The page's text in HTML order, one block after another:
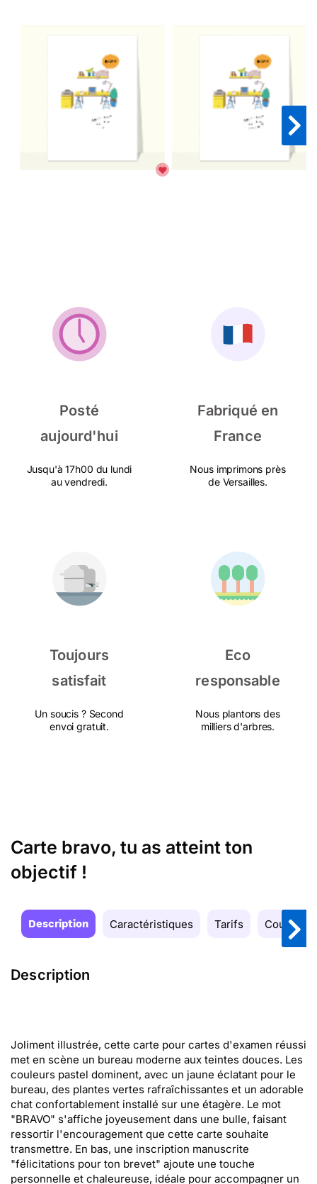
Posté
aujourd'hui
Jusqu'à 17h00 du lundi
au vendredi.
Fabriqué en
France
Nous imprimons près
de Versailles.
Toujours
satisfait
Un soucis ? Second
envoi gratuit.
Eco
responsable
Nous plantons des
milliers d'arbres.
Carte bravo, tu as atteint ton
objectif !
Description Caractéristiques Tarifs Couleurs
Description
Joliment illustrée, cette carte pour cartes d'examen réussi
met en scène un bureau moderne aux teintes douces. Les
couleurs pastel dominent, avec un jaune éclatant pour le
bureau, des plantes vertes rafraîchissantes et un adorable
chat confortablement installé sur une étagère. Le mot
"BRAVO" s'affiche joyeusement dans une bulle, faisant
ressortir l'encouragement que cette carte souhaite
transmettre. En bas, une inscription manuscrite
"félicitations pour ton brevet" ajoute une touche
personnelle et chaleureuse, idéale pour accompagner un